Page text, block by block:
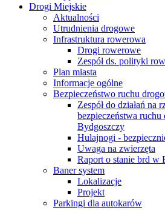
Drogi Miejskie
Aktualności
Utrudnienia drogowe
Infrastruktura rowerowa
Drogi rowerowe
Zespół ds. polityki
Plan miasta
Informacje ogólne
Bezpieczeństwo ruchu
Zespół do działań na
bezpieczeństwa
Bydgoszczy
Hulajnogi -
Uwaga na zwierzęta
Raport o stanie brd w
Baner system
Lokalizacje
Projekt
Parkingi dla autokarów